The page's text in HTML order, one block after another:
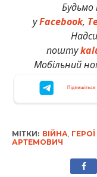
Будьмо
уFacebook,
пошту
Мобільний
МІТКИ: ВІЙНА
АРТЕМОВИЧ